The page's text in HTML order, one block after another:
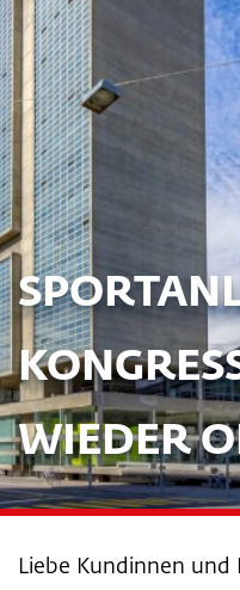
WIEDER
Liebe Kundinnen und